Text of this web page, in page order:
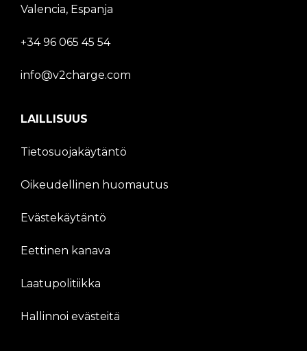
Valencia, Espanja
+34 96 065 45 54
info@v2charge.com
LAILLISUUS
Tietosuojakäytäntö
Oikeudellinen huomautus
Evästekäytäntö
Eettinen kanava
Laatupolitiikka
Hallinnoi evästeitä